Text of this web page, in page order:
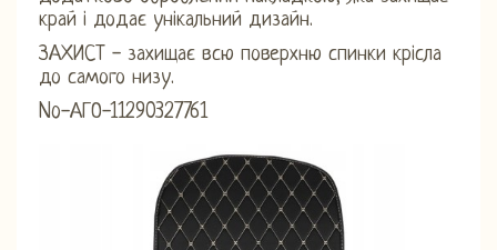
край і додає унікальний дизайн.
ЗАХИСТ - захищає всю поверхню спинки крісла
до самого низу.
No-АГО-11290327761